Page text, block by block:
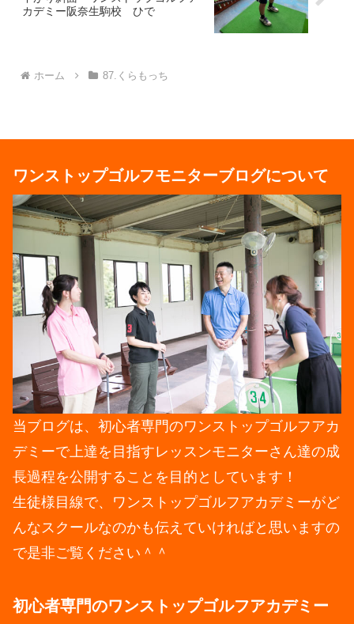
カデミー阪奈生駒校 ひで
ホーム 87.くらもっち
ワンストップゴルフモニターブログについて
当ブログは、初心者専門のワンストップゴルフアカ
デミーで上達を目指すレッスンモニターさん達の成
長過程を公開することを目的としています！
生徒様目線で、ワンストップゴルフアカデミーがど
んなスクールなのかも伝えていければと思いますの
で是非ご覧ください＾＾
初心者専門のワンストップゴルフアカデミー